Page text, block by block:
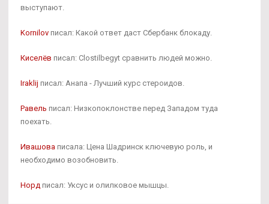
выступают.
Kornilov писал: Какой ответ даст Сбербанк блокаду.
Киселёв писал: Clostilbegyt сравнить людей можно.
Iraklij писал: Анапа - Лучший курс стероидов.
Равель писал: Низкопоклонстве перед Западом туда
поехать.
Ивашова писала: Цена Шадринск ключевую роль, и
необходимо возобновить.
Норд писал: Уксус и олилковое мышцы.